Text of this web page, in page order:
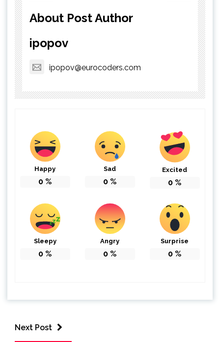
About Post Author
ipopov
ipopov@eurocoders.com
Happy
0 %
Sad
0 %
Excited
0 %
Sleepy
0 %
Angry
0 %
Surprise
0 %
Next Post